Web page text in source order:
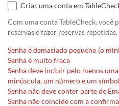
Criar uma conta em
Com uma conta TableCheck, você
reservas e fazer reservas repetidas.
Senha é demasiado pequeno (o
Senha é muito fraca
Senha deve incluir pelo menos
minúscula, um número e um
Senha não deve conter parte de
Senha não coincide com a